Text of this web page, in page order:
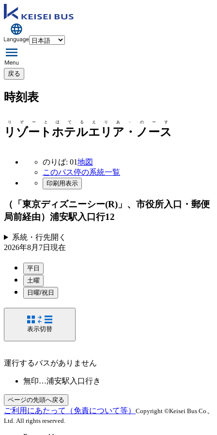
戻る
時刻表
リゾートホテルエリア・ノース
りぞーとほてるえりあ・のーす
のりば: 01地図
このバス停の系統一覧
印刷用表示
（「東京ディズニーシー(R)」、市役所入口・郵便
局前経由）浦安駅入口行12
系統・行先開く
2026年8月7日 現在
平日
土曜
日曜/祝日
表示切替
運行するバスがありません
無印…浦安駅入口行き
ページの先頭へ戻る
ご利用にあたって（免責について等） Copyright ©Keisei Bus Co.,
Ltd. All rights reserved.